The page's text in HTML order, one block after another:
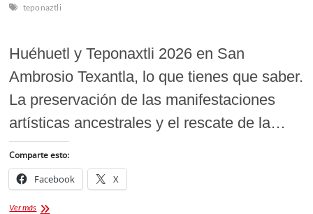
teponaztli
Huéhuetl y Teponaxtli 2026 en San
Ambrosio Texantla, lo que tienes que saber.
La preservación de las manifestaciones
artísticas ancestrales y el rescate de la…
Comparte esto:
Facebook X
Ver másEncuentro